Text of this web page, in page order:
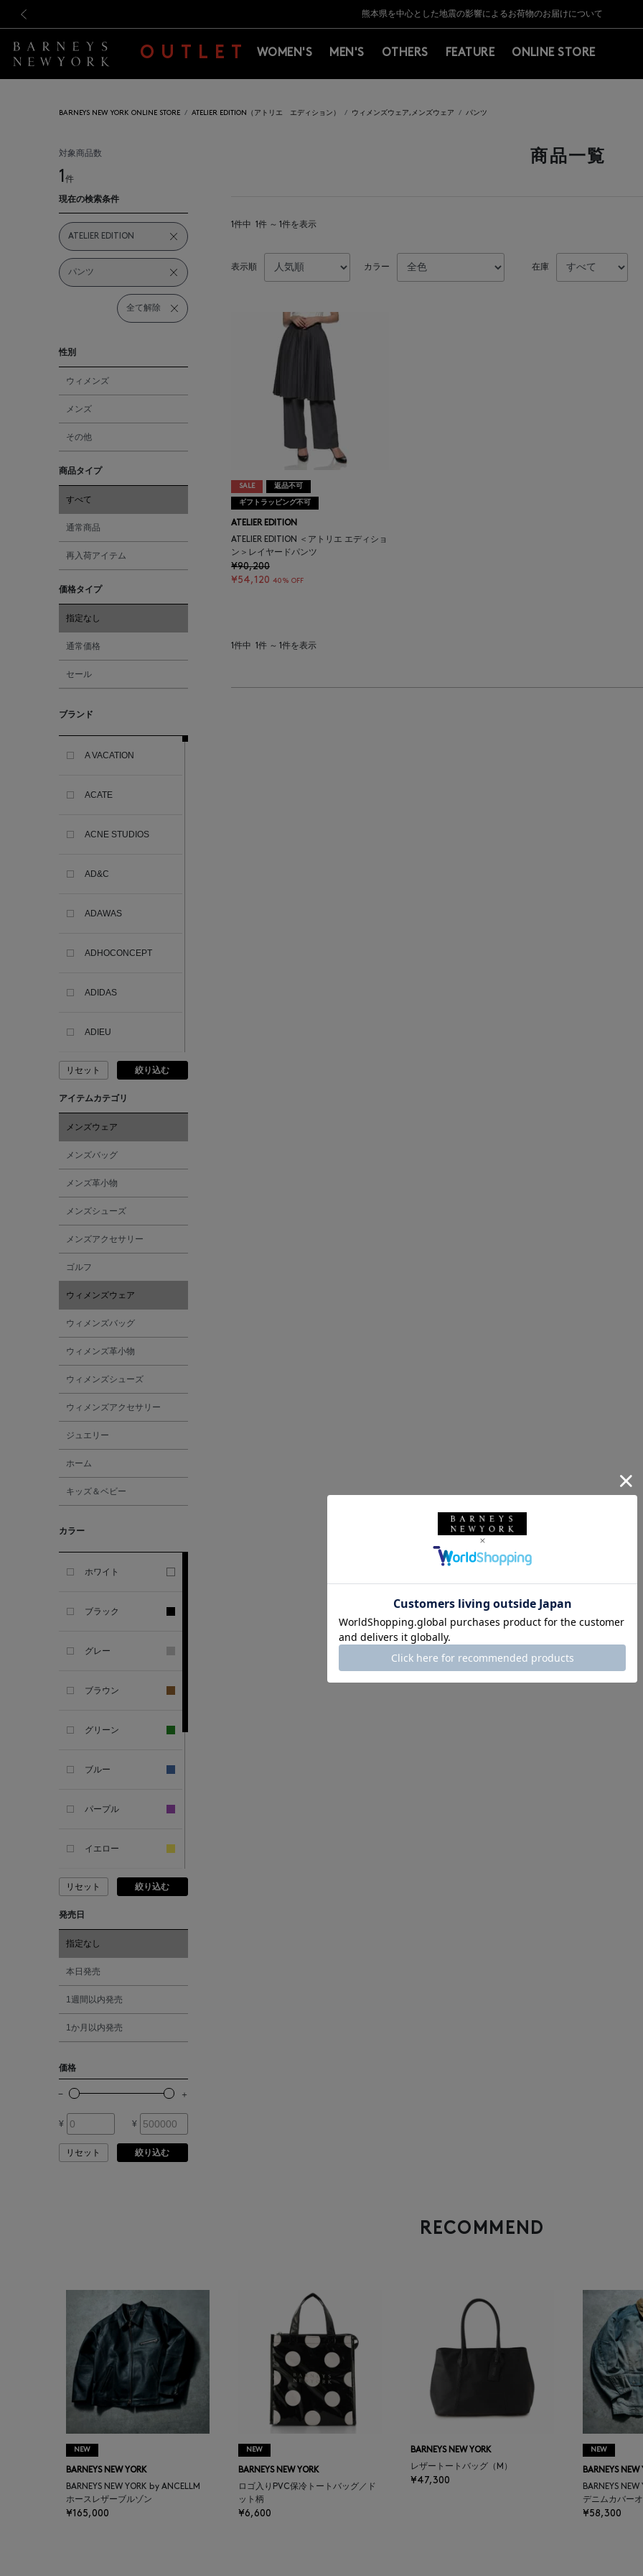
新規登録のお客様も対象！＜MY BARNEYS＞会員のお客様は11,000円（税込）以上のお買上げで常時送料無料
【夏季休業に伴う返品・交換承り一時停止のお知らせ】（2026.8.5）
熊本県を中心とした地震の影響によるお荷物のお届けについて
【開催中】SUMMER SALEのご案内・ご注意事項
新規登録のお客様も対象！＜MY BARNEYS＞会員のお客様は11,000円（税込）以上のお買上げで常時送料無料
【夏季休業に伴う返品・交換承り一時停止のお知らせ】（2026.8.5）
OUTLET WOMEN'S MEN'S OTHERS FEATURE ONLINE STORE
BARNEYS NEW YORK ONLINE STORE ATELIER EDITION（アトリエ エディション） ウィメンズウェア,メンズウェア パンツ
対象商品数
1件
現在の検索条件
ATELIER EDITION
パンツ
全て解除
性別
ウィメンズ
メンズ
その他
商品タイプ
すべて
通常商品
再入荷アイテム
価格タイプ
指定なし
通常価格
セール
ブランド
A VACATION
ACATE
ACNE STUDIOS
AD&C
ADAWAS
ADHOCONCEPT
ADIDAS
ADIEU
ADLIN HUE
ADVISORY BOARD
CRYSTALS
AKIKO OGAWA.
ALBERT THURSTON
ALESSANDRO
GHERARDI
ALL THE WAYS TO SAY
ALPO
AMIRI
ANCELLM
ANCIENT GREEK
ASAUCE MELER
FIRENZE
BAKUNE
BALENCIAGA
BARBA
BARNEYS NEWYORK
BEAUTY
BASERANGE
リセット 絞り込む
アイテムカテゴリ
メンズウェア
メンズバッグ
メンズ革小物
メンズシューズ
メンズアクセサリー
ゴルフ
ウィメンズウェア
ウィメンズバッグ
ウィメンズ革小物
ウィメンズシューズ
ウィメンズアクセサリー
ジュエリー
ホーム
キッズ＆ベビー
カラー
ホワイト
ブラック
グレー
ブラウン
グリーン
ブルー
パープル
イエロー
ピンク
レッド
オレンジ
シルバー
リセット 絞り込む
発売日
指定なし
本日発売
1週間以内発売
1か月以内発売
価格
¥ ¥
リセット 絞り込む
商品一覧
1件中 1件 ～ 1件を表示
表示順 カラー 在庫
SALE 返品不可
ギフトラッピング不可
ATELIER EDITION
ATELIER EDITION ＜アトリエ エディショ
ン＞レイヤードパンツ
¥90,200
¥54,120 40% OFF
1件中 1件 ～ 1件を表示
RECOMMEND
NEW
BARNEYS NEW YORK
BARNEYS NEW YORK by ANCELLM
ホースレザーブルゾン
¥165,000
NEW
BARNEYS NEW YORK
ロゴ入りPVC保冷トートバッグ／ド
ット柄
¥6,600
BARNEYS NEW YORK
レザートートバッグ（M）
¥47,300
NEW
BARNEYS NEW
BARNEYS
デニムカバー
¥58,300